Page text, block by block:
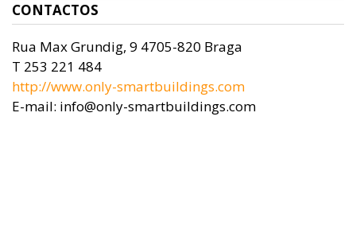
CONTACTOS
Rua Max Grundig, 9 4705-820 Braga
T 253 221 484
http://www.only-smartbuildings.com
E-mail: info@only-smartbuildings.com